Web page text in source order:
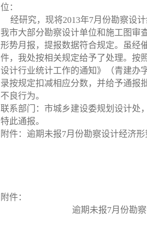
位：
经研究，现将2013年7月份勘察设
我市大部分勘察设计单位和施工图审
形势月报，提报数据符合规定。虽经
件，我处按相关规定给予了处理。按
设计行业统计工作的通知》（青建办
录按规定扣减相应分数，并给予通报
不良行为。
联系部门：市城乡建设委规划设计处
特此通报。
附件：逾期未报7月份勘察设计经济
附件：
逾期未报7月份勘